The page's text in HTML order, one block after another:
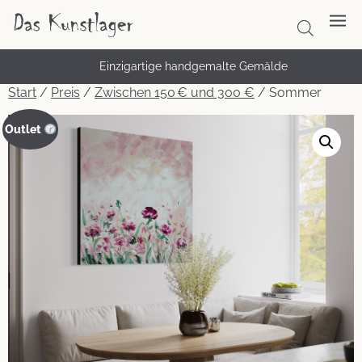
Einzigartige handgemalte Gemälde
Start / Preis / Zwischen 150 € und 300 € / Sommer
Outlet